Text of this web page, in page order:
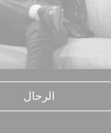
الرجال